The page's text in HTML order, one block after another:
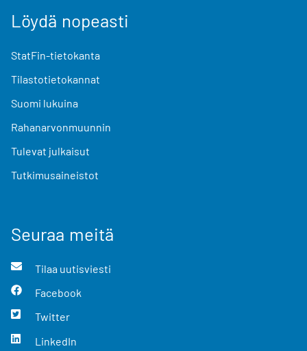
Löydä nopeasti
StatFin-tietokanta
Tilastotietokannat
Suomi lukuina
Rahanarvonmuunnin
Tulevat julkaisut
Tutkimusaineistot
Seuraa meitä
Tilaa uutisviesti
Facebook
Twitter
LinkedIn